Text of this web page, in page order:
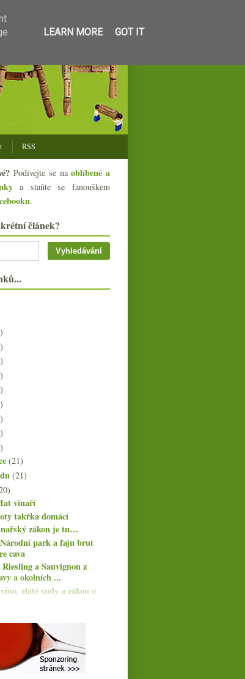
RSS
Podívejte se naoblíbené a
a staňte se fanouškem
.
článek?
(21)
(21)
vinaří
takřka domácí
zákon je tu…
park a fajn brut
cava
a Sauvignon z
a okolních ...
zlaté sudy a zákon o
Morava
kousky z Clos Lentiscus
saké
LEARN MORE GOT IT